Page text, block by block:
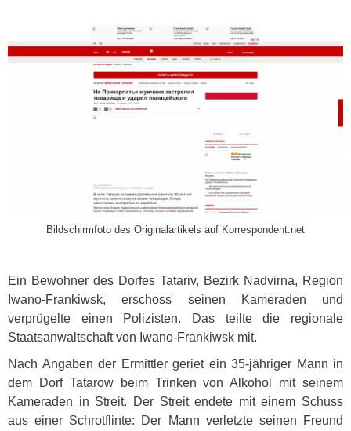
Bildschirmfoto des Originalartikels auf Korrespondent.net
Ein Bewohner des Dorfes Tatariv, Bezirk Nadvirna, Region
Iwano-Frankiwsk, erschoss seinen Kameraden und
verprügelte einen Polizisten. Das teilte die regionale
Staatsanwaltschaft von Iwano-Frankiwsk mit.
Nach Angaben der Ermittler geriet ein 35-jähriger Mann in
dem Dorf Tatarow beim Trinken von Alkohol mit seinem
Kameraden in Streit. Der Streit endete mit einem Schuss
aus einer Schrotflinte: Der Mann verletzte seinen Freund